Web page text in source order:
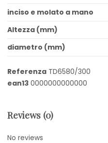
inciso e molato a mano
Altezza (mm)
diametro (mm)
Referenza TD6580/300
ean13 0000000000000
Reviews (0)
No reviews